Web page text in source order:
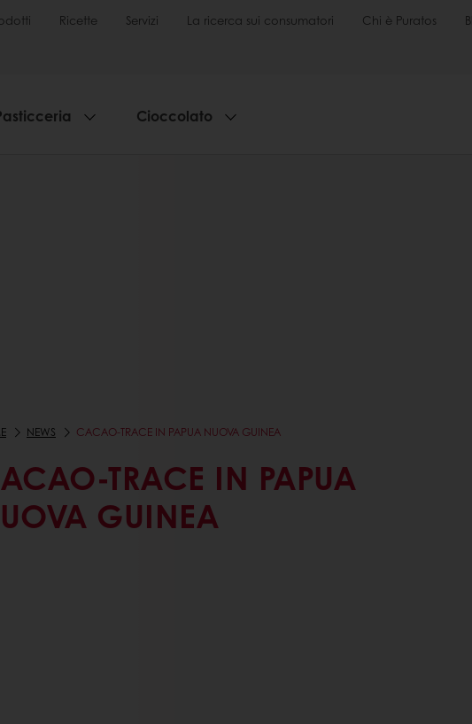
Ricette Servizi La ricerca sui consumatori Chi è Puratos
Cioccolato
NEWS CACAO-TRACE IN PAPUA NUOVA GUINEA
TRACE IN PAPUA
GUINEA